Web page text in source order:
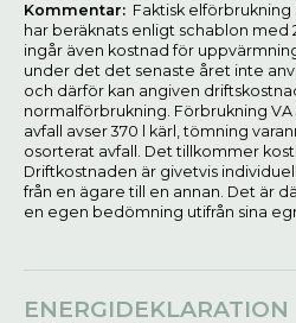
Kommentar: Faktisk elförbrukning
har beräknats enligt schablon med
ingår även kostnad för
under det det senaste året inte
och därför kan angiven
normalförbrukning. Förbrukning
avfall avser 370 l kärl, tömning
osorterat avfall. Det tillkommer
Driftkostnaden är givetvis
från en ägare till en annan. Det är
en egen bedömning utifrån sina
ENERGIDEKLARATION